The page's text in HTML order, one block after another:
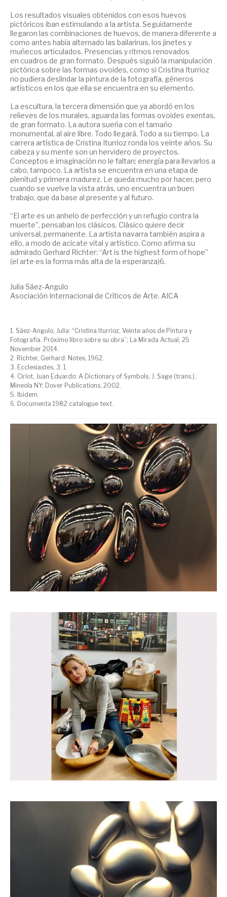
Los resultados visuales obtenidos con esos huevos
pictóricos iban estimulando a la artista. Seguidamente
llegaron las combinaciones de huevos, de manera diferente a
como antes había alternado las bailarinas, los jinetes y
muñecos articulados. Presencias y ritmos renovados
en cuadros de gran formato. Después siguió la manipulación
pictórica sobre las formas ovoides, como si Cristina Iturrioz
no pudiera deslindar la pintura de la fotografía, géneros
artísticos en los que ella se encuentra en su elemento.
La escultura, la tercera dimensión que ya abordó en los
relieves de los murales, aguarda las formas ovoides exentas,
de gran formato. La autora sueña con el tamaño
monumental, al aire libre. Todo llegará. Todo a su tiempo. La
carrera artística de Cristina Iturrioz ronda los veinte años. Su
cabeza y su mente son un hervidero de proyectos.
Conceptos e imaginación no le faltan; energía para llevarlos a
cabo, tampoco. La artista se encuentra en una etapa de
plenitud y primera madurez. Le queda mucho por hacer, pero
cuando se vuelve la vista atrás, uno encuentra un buen
trabajo, que da base al presente y al futuro.
“El arte es un anhelo de perfección y un refugio contra la
muerte”, pensaban los clásicos. Clásico quiere decir
universal, permanente. La artista navarra también aspira a
ello, a modo de acicate vital y artístico. Como afirma su
admirado Gerhard Richter: “Art is the highest form of hope”
(el arte es la forma más alta de la esperanza)6.
Julia Sáez-Angulo
Asociación Internacional de Críticos de Arte. AICA
1. Sáez-Angulo, Julia: “Cristina Iturrioz, Veinte años de Pintura y
Fotografía. Próximo libro sobre su obra”; La Mirada Actual, 25
November 2014.
2. Richter, Gerhard: Notes, 1962.
3. Ecclesiastes, 3. 1.
4. Cirlot, Juan Eduardo: A Dictionary of Symbols, J. Sage (trans.),
Mineola NY: Dover Publications, 2002.
5. Ibidem.
6. Documenta 1982 catalogue text.